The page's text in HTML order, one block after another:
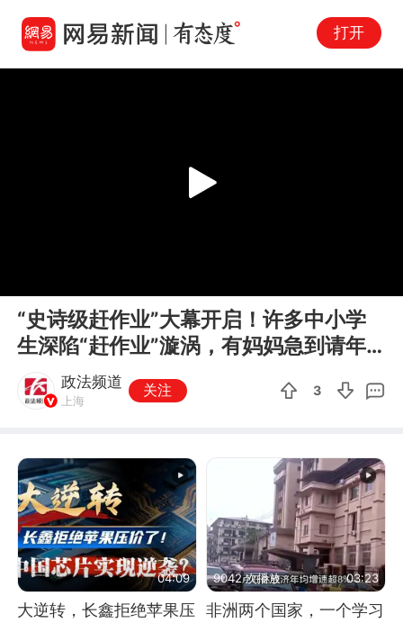
打开
Play
“史诗级赶作业”大幕开启！许多中小学
生深陷“赶作业”漩涡，有妈妈急到请年
假
政法频道
上海
关注 3
04:09
大逆转，长鑫拒绝苹果压
9042 次播放 03:23
非洲两个国家，一个学习